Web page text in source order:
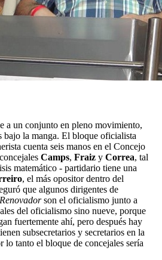
a un conjunto en pleno movimiento,
bajo la manga. El bloque oficialista
cuenta seis manos en el Concejo
Camps, Fraiz y Correa, tal
matemático - partidario tiene una
, el más opositor dentro del
que algunos dirigentes de
son el oficialismo junto a
del oficialismo sino nueve, porque
fuertemente ahí, pero después hay
subsecretarios y secretarios en la
lo tanto el bloque de concejales sería